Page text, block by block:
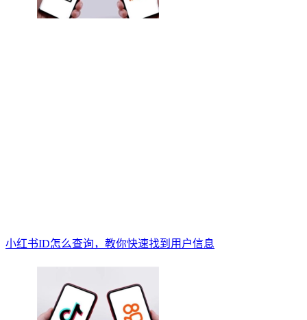
小红书ID怎么查询，教你快速找到用户信息